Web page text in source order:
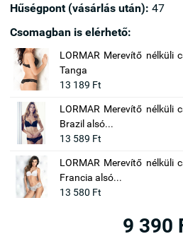
Hűségpont (vásárlás után): 47
Csomagban is elérhető:
LORMAR Merevítő nélküli
Tanga
13 189 Ft
LORMAR Merevítő nélküli
Brazil alsó...
13 589 Ft
LORMAR Merevítő nélküli
Francia alsó...
13 580 Ft
9 390